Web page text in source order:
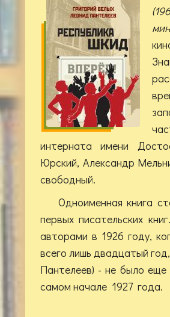
интерната имени
Юрский, Александр
свободный.
Одноименная книга
первых писательских
авторами в 1926 году,
всего лишь двадцатый
Пантелеев) - не было
самом начале 1927 года.